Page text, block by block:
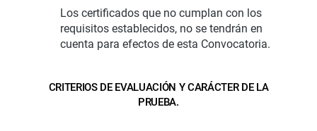
Los certificados que no cumplan con los
requisitos establecidos, no se tendrán en
cuenta para efectos de esta Convocatoria.
CRITERIOS DE EVALUACIÓN Y CARÁCTER DE LA
PRUEBA.